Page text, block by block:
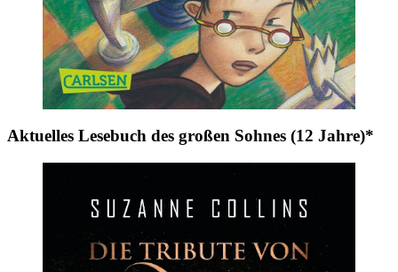
Aktuelles Lesebuch des großen Sohnes (12 Jahre)*